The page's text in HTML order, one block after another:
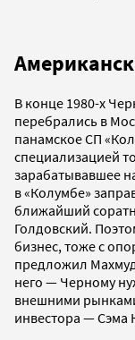
В конце 1980-х
перебрались в
панамское СП
специализацией
зарабатывавшее
в «Колумбе»
ближайший
Голдовский.
бизнес, тоже с
предложил
него — Черному
внешними
инвестора — Сэма